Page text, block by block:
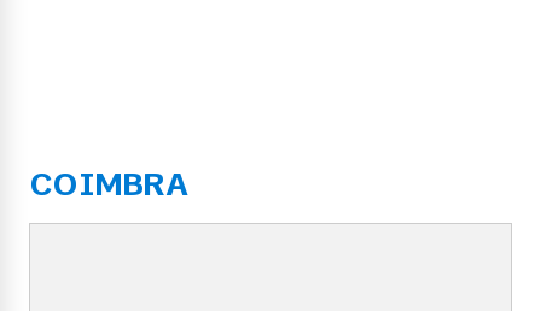
COIMBRA